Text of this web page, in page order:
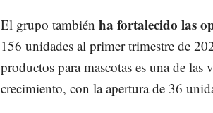
El grupo también ha fortalecido las
156 unidades al primer trimestre de
productos para mascotas es una de
crecimiento, con la apertura de 36